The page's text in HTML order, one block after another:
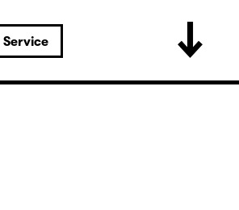
Service